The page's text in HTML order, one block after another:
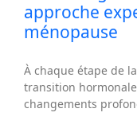
approche
ménopause
À chaque étape de
transition
changements